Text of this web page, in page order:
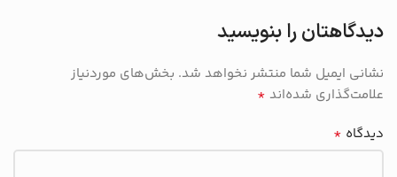
دیدگاهتان را بنویسید
نشانی ایمیل شما منتشر نخواهد شد. بخش‌های موردنیاز
علامت‌گذاری شده‌اند *
دیدگاه *